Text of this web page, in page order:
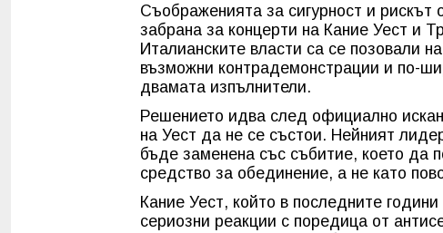
Съображенията за сигурност и
забрана за концерти на Кание Уест и
Италианските власти са се позовали
възможни контрадемонстрации и по-
двамата изпълнители.
Решението идва след официално
на Уест да не се състои. Нейният
бъде заменена със събитие, което да
средство за обединение, а не като
Кание Уест, който в последните
сериозни реакции с поредица от